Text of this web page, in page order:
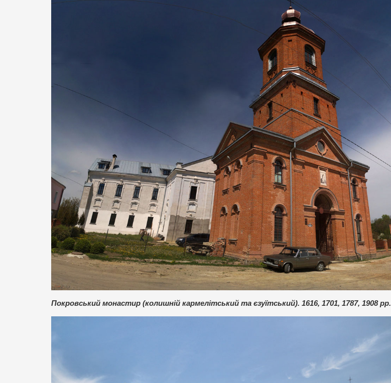
Покровський монастир (колишній кармелітський та єзуїтський). 1616, 1701, 1787, 1908 рр.